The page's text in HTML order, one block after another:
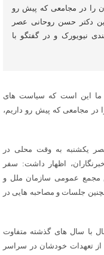
را در مجامعی که پیش رو
دکتر حسن روحانی عصر
نیویورک و در گفتگو با
ما این است که سیاست های
مجامعی که پیش رو داریم،
یکشنبه به وقت محلی در
اظهار داشت: سفر
عمومی سازمان ملل و
جلسات و مصاحبه هایی در
با سال های گذشته متفاوت
از تعهدات خودشان در سراسر